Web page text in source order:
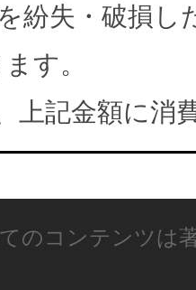
紛失・破損し
す。
上記金額に消
のコンテンツは